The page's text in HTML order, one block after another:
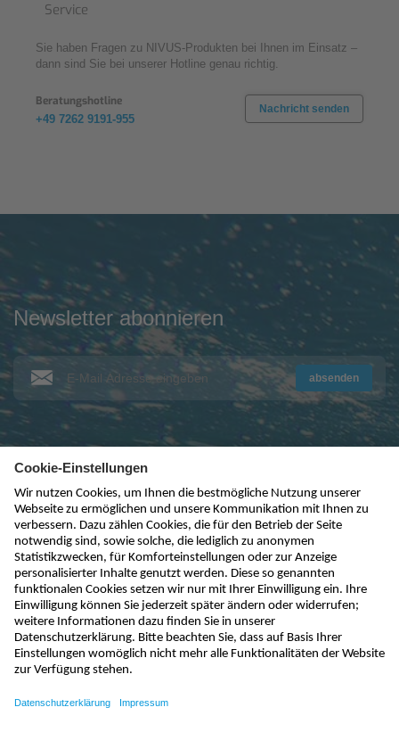
Service
Sie haben Fragen zu NIVUS-Produkten bei Ihnen im Einsatz –
dann sind Sie bei unserer Hotline genau richtig.
Beratungshotline
+49 7262 9191-955
Nachricht senden
Newsletter abonnieren
absenden
kontakt@nivus.com
+49 7262 9191-0
sales@nivus.com
+49 7262 9191-794
hotline@nivus.com